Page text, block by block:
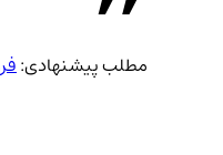
مطلب پیشنهادی: